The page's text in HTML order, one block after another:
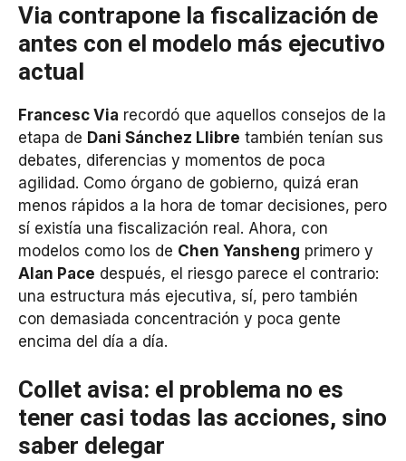
Via contrapone la fiscalización de
antes con el modelo más ejecutivo
actual
Francesc Via recordó que aquellos consejos de la
etapa de Dani Sánchez Llibre también tenían sus
debates, diferencias y momentos de poca
agilidad. Como órgano de gobierno, quizá eran
menos rápidos a la hora de tomar decisiones, pero
sí existía una fiscalización real. Ahora, con
modelos como los de Chen Yansheng primero y
Alan Pace después, el riesgo parece el contrario:
una estructura más ejecutiva, sí, pero también
con demasiada concentración y poca gente
encima del día a día.
Collet avisa: el problema no es
tener casi todas las acciones, sino
saber delegar